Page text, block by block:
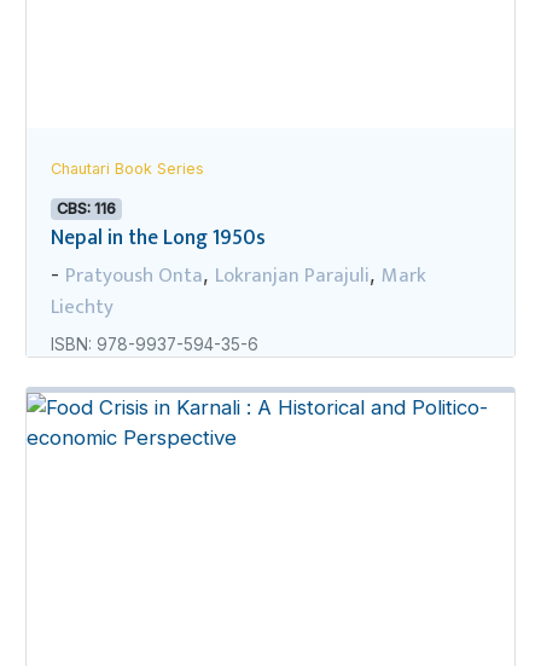
Chautari Book Series
CBS: 116
Nepal in the Long 1950s
- Pratyoush Onta, Lokranjan Parajuli, Mark
Liechty
ISBN: 978-9937-594-35-6